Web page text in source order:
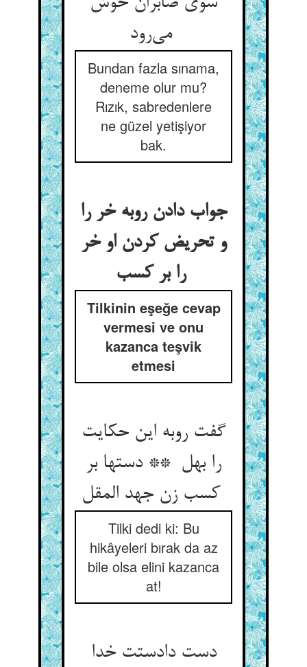
می‌رود
Bundan fazla sınama,
deneme olur mu?
Rızık, sabredenlere
ne güzel yetişiyor
bak.
جواب دادن روبه خر را
و تحریض کردن او خر
را بر کسب
Tilkinin eşeğe cevap
vermesi ve onu
kazanca teşvik
etmesi
گفت روبه این حکایت
را بهل ** دستها بر
Tilki dedi ki: Bu
hikâyeleri bırak da az
bile olsa elini kazanca
at!
دست دادستت خدا